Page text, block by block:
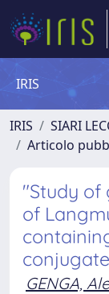
IRIS
IRIS SIARI
Articolo
"Study of
of
GENGA,